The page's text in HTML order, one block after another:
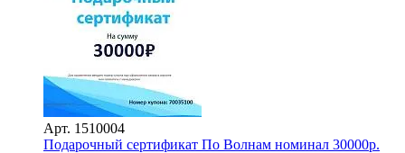
Арт. 1510004
Подарочный сертификат По Волнам номинал 30000р.